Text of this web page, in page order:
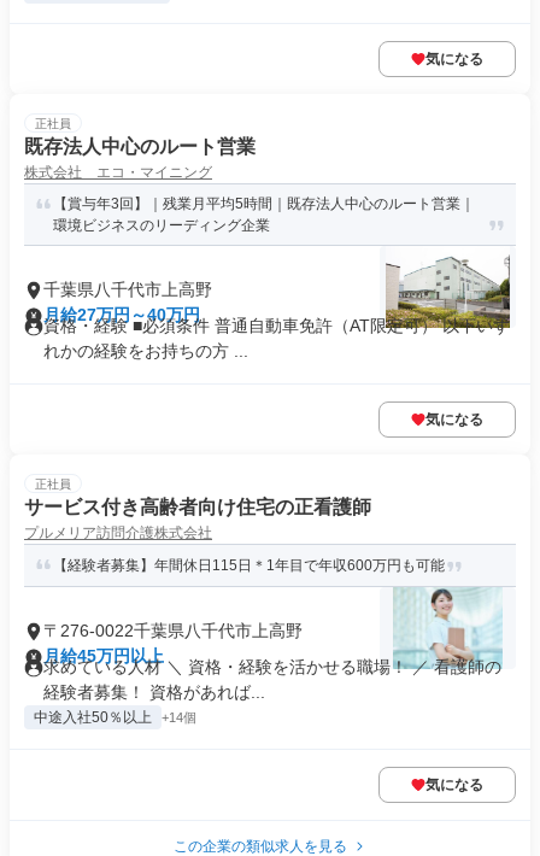
気になる
正社員
既存法人中心のルート営業
株式会社 エコ・マイニング
【賞与年3回】｜残業月平均5時間｜既存法人中心のルート営業｜
環境ビジネスのリーディング企業
千葉県八千代市上高野
月給27万円～40万円
資格・経験 ■必須条件 普通自動車免許（AT限定可） 以下いず
れかの経験をお持ちの方 ...
気になる
正社員
サービス付き高齢者向け住宅の正看護師
プルメリア訪問介護株式会社
【経験者募集】年間休日115日＊1年目で年収600万円も可能
〒276-0022千葉県八千代市上高野
月給45万円以上
求めている人材 ＼ 資格・経験を活かせる職場！ ／ 看護師の
経験者募集！ 資格があれば...
中途入社50％以上 +14個
気になる
この企業の類似求人を見る